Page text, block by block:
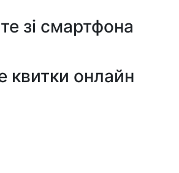
зі смартфона
квитки онлайн